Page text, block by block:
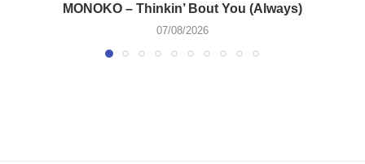
MONOKO – Thinkin’ Bout You (Always)
07/08/2026